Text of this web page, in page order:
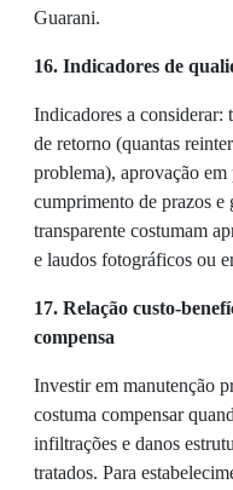
Guarani.
16. Indicadores de
Indicadores a considerar:
de retorno (quantas
problema), aprovação em
cumprimento de prazos e
transparente costumam
e laudos fotográficos ou
17. Relação custo-
compensa
Investir em manutenção
costuma compensar
infiltrações e danos
tratados. Para